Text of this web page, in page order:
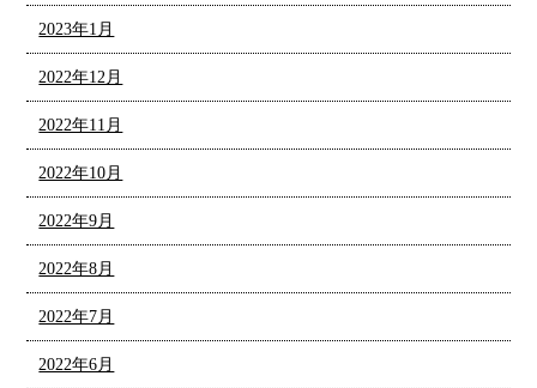
2023年1月
2022年12月
2022年11月
2022年10月
2022年9月
2022年8月
2022年7月
2022年6月